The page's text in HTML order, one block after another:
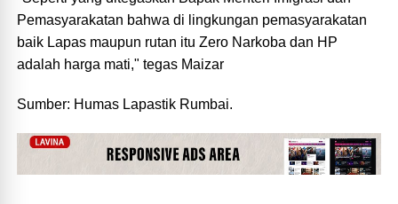
Pemasyarakatan bahwa di lingkungan pemasyarakatan
baik Lapas maupun rutan itu Zero Narkoba dan HP
adalah harga mati," tegas Maizar
Sumber: Humas Lapastik Rumbai.